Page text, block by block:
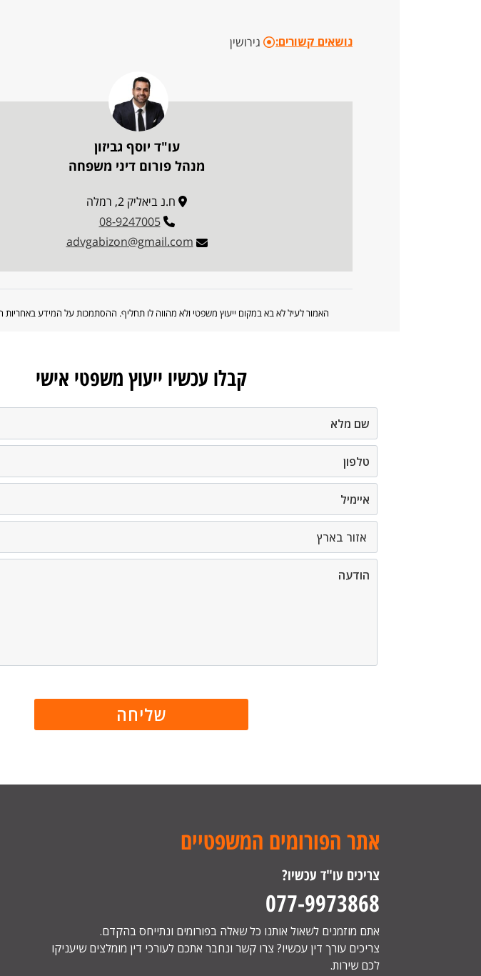
נושאים קשורים: גירושין
עו"ד יוסף גביזון
מנהל פורום דיני משפחה
ח.נ ביאליק 2, רמלה
08-9247005
advgabizon@gmail.com
האמור לעיל לא בא במקום ייעוץ משפטי ולא מהווה לו תחליף. ההסתמכות על המידע
קבלו עכשיו ייעוץ משפטי אישי
אתר הפורומים המשפטיים
צריכים עו"ד עכשיו?
077-9973868
אתם מוזמנים לשאול אותנו כל שאלה בפורומים ונתייחס בהקדם.
צריכים עורך דין עכשיו? צרו קשר ונחבר אתכם לעורכי דין מומלצים שיעניקו
לכם שירות.